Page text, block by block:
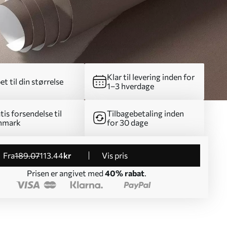
til din størrelse
Klar til levering inden for
1–3 hverdage
forsendelse til
Tilbagebetaling inden
for 30 dage
fra189.07113.44kr
Vis pris
Prisen er angivet med 40% rabat.